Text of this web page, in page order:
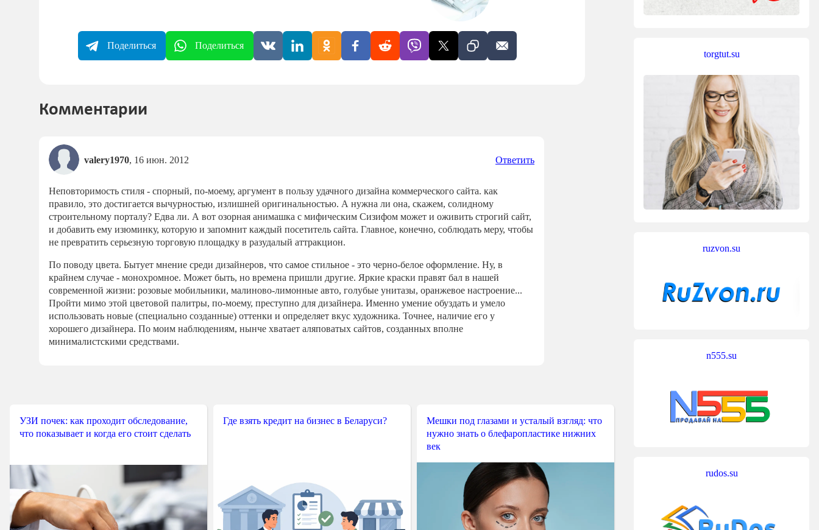
Поделиться Поделиться
Комментарии
valery1970, 16 июн. 2012 Ответить
Неповторимость стиля - спорный, по-моему, аргумент в пользу удачного дизайна коммерческого сайта. как
правило, это достигается вычурностью, излишней оригинальностью. А нужна ли она, скажем, солидному
строительному порталу? Едва ли. А вот озорная анимашка с мифическим Сизифом может и оживить строгий сайт,
и добавить ему изюминку, которую и запомнит каждый посетитель сайта. Главное, конечно, соблюдать меру, чтобы
не превратить серьезную торговую площадку в разудалый аттракцион.
По поводу цвета. Бытует мнение среди дизайнеров, что самое стильное - это черно-белое оформление. Ну, в
крайнем случае - монохромное. Может быть, но времена пришли другие. Яркие краски правят бал в нашей
современной жизни: розовые мобильники, малиново-лимонные авто, голубые унитазы, оранжевое настроение...
Пройти мимо этой цветовой палитры, по-моему, преступно для дизайнера. Именно умение обуздать и умело
использовать новые (специально созданные) оттенки и определяет вкус художника. Точнее, наличие его у
хорошего дизайнера. По моим наблюдениям, нынче хватает аляповатых сайтов, созданных вполне
минималистскими средствами.
УЗИ почек: как проходит обследование,
что показывает и когда его стоит сделать
Где взять кредит на бизнес в Беларуси?
Мешки под глазами и усталый взгляд: что
нужно знать о блефаропластике нижних
век
torgtut.su
ruzvon.su
n555.su
rudos.su